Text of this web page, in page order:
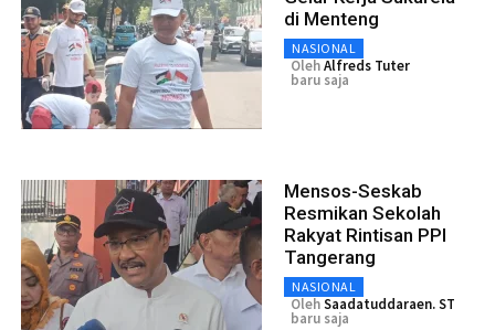
di Menteng
NASIONAL
OlehAlfreds Tuter
baru saja
Mensos-Seskab
Resmikan Sekolah
Rakyat Rintisan PPI
Tangerang
NASIONAL
OlehSaadatuddaraen. ST
baru saja